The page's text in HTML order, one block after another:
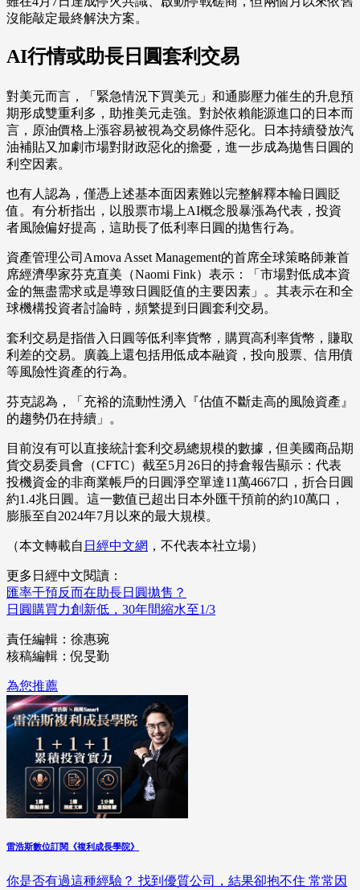
沒能敲定最終解決方案。
AI行情或助長日圓套利交易
對美元而言，「緊急情況下買美元」和通膨壓力催生的升息預
期形成雙重利多，助推美元走強。對於依賴能源進口的日本而
言，原油價格上漲容易被視為交易條件惡化。日本持續發放汽
油補貼又加劇市場對財政惡化的擔憂，進一步成為拋售日圓的
利空因素。
也有人認為，僅憑上述基本面因素難以完整解釋本輪日圓貶
值。有分析指出，以股票市場上AI概念股暴漲為代表，投資
者風險偏好提高，這助長了低利率日圓的拋售行為。
資產管理公司Amova Asset Management的首席全球策略師兼首
席經濟學家芬克直美（Naomi Fink）表示：「市場對低成本資
金的無盡需求或是導致日圓貶值的主要因素」。其表示在和全
球機構投資者討論時，頻繁提到日圓套利交易。
套利交易是指借入日圓等低利率貨幣，購買高利率貨幣，賺取
利差的交易。廣義上還包括用低成本融資，投向股票、信用債
等風險性資產的行為。
芬克認為，「充裕的流動性湧入『估值不斷走高的風險資產』
的趨勢仍在持續」。
目前沒有可以直接統計套利交易總規模的數據，但美國商品期
貨交易委員會（CFTC）截至5月26日的持倉報告顯示：代表
投機資金的非商業帳戶的日圓淨空單達11萬4667口，折合日圓
約1.4兆日圓。這一數值已超出日本外匯干預前的約10萬口，
膨脹至自2024年7月以來的最大規模。
（本文轉載自 日經中文網 ，不代表本社立場）
更多日經中文閱讀：
匯率干預反而在助長日圓拋售？
日圓購買力創新低，30年間縮水至1/3
責任編輯：徐惠琬
核稿編輯：倪旻勤
為您推薦
雷浩斯數位訂閱《複利成長學院》
你是否有過這種經驗？ 找到優質公司，結果卻抱不住 常常因